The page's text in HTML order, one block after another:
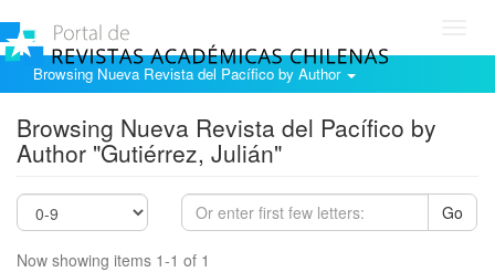
Browsing Nueva Revista del Pacífico by Author
Browsing Nueva Revista del Pacífico by
Author "Gutiérrez, Julián"
Go
Now showing items 1-1 of 1